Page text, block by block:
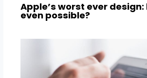
Apple’s worst ever design:
even possible?